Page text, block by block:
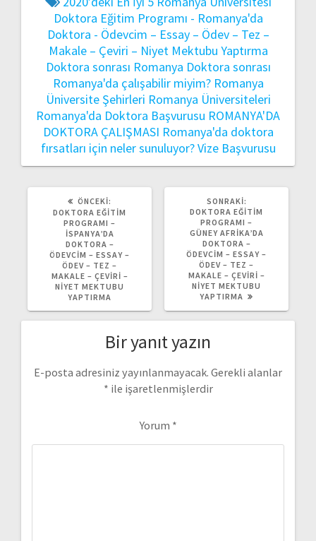
Doktora Eğitim Programı - Romanya'da
Doktora - Ödevcim – Essay – Ödev – Tez –
Makale – Çeviri – Niyet Mektubu Yaptırma
Doktora sonrası Romanya Doktora sonrası
Romanya'da çalışabilir miyim? Romanya
Üniversite Şehirleri Romanya Üniversiteleri
Romanya'da Doktora Başvurusu ROMANYA'DA
DOKTORA ÇALIŞMASI Romanya'da doktora
fırsatları için neler sunuluyor?Vize Başvurusu
ÖNCEKI:
YAZI:
DOKTORA EĞITIM
PROGRAMI –
İSPANYA’DA
DOKTORA –
ÖDEVCIM – ESSAY –
ÖDEV – TEZ –
MAKALE – ÇEVIRI –
NIYET MEKTUBU
YAPTIRMA
SONRAKI:
YAZI:
DOKTORA EĞITIM
PROGRAMI –
GÜNEY AFRIKA’DA
DOKTORA –
ÖDEVCIM – ESSAY –
ÖDEV – TEZ –
MAKALE – ÇEVIRI –
NIYET MEKTUBU
YAPTIRMA
Bir yanıt yazın
E-posta adresiniz yayınlanmayacak. Gerekli alanlar
* ile işaretlenmişlerdir
Yorum *